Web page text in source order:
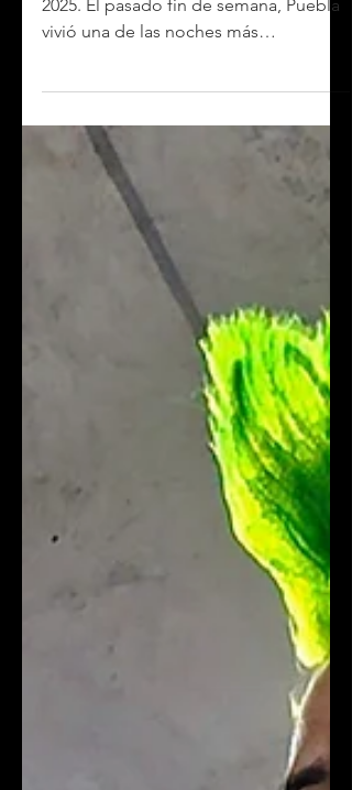
San Pascualito Rey: último
slam guapachoso
vivió una de las noches más
significativas para el rock mexicano en
esta ciudad. En el marco de su gira de
despedida, San Pascualito Rey
compartió escenario con La Castañeda
en un evento que prometía también a
La Barranca, pero que terminó
reconfigurándose debido a las
inclemencias del clima y el cambio de